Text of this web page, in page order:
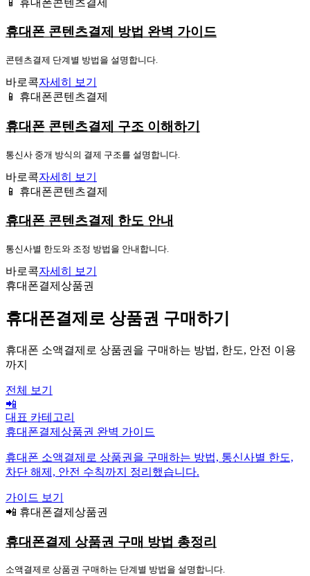
휴대폰 콘텐츠결제 방법 완벽 가이드
콘텐츠결제 단계별 방법을 설명합니다.
바로콕자세히 보기
📱 휴대폰콘텐츠결제
휴대폰 콘텐츠결제 구조 이해하기
통신사 중개 방식의 결제 구조를 설명합니다.
바로콕자세히 보기
📱 휴대폰콘텐츠결제
휴대폰 콘텐츠결제 한도 안내
통신사별 한도와 조정 방법을 안내합니다.
바로콕자세히 보기
휴대폰결제상품권
휴대폰결제로 상품권 구매하기
휴대폰 소액결제로 상품권을 구매하는 방법, 한도, 안전 이용
까지
전체 보기
📲
대표 카테고리
휴대폰결제상품권 완벽 가이드
휴대폰 소액결제로 상품권을 구매하는 방법, 통신사별 한도,
차단 해제, 안전 수칙까지 정리했습니다.
가이드 보기
📲 휴대폰결제상품권
휴대폰결제 상품권 구매 방법 총정리
소액결제로 상품권 구매하는 단계별 방법을 설명합니다.